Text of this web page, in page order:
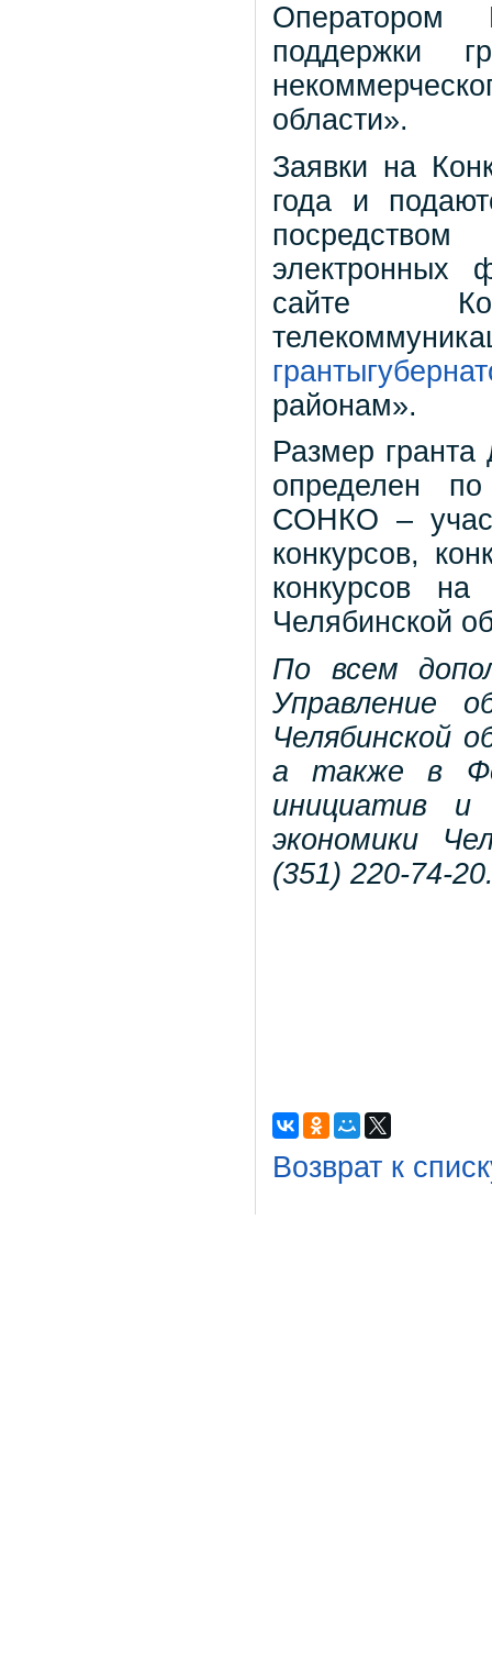
Оператором
поддержки
области».
Заявки на
года и
электронных
сайте
районам».
Размер гранта
определен
СОНКО –
конкурсов,
конкурсов на
Челябинской
По всем
Управление
Челябинской
а также в
инициатив и
экономики
(351) 220-74-
Возврат к